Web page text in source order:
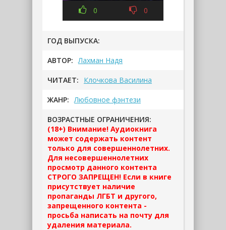
0 0
ГОД ВЫПУСКА:
АВТОР: Лахман Надя
ЧИТАЕТ: Клочкова Василина
ЖАНР: Любовное фэнтези
ВОЗРАСТНЫЕ ОГРАНИЧЕНИЯ:
(18+) Внимание! Аудиокнига
может содержать контент
только для совершеннолетних.
Для несовершеннолетних
просмотр данного контента
СТРОГО ЗАПРЕЩЕН! Если в книге
присутствует наличие
пропаганды ЛГБТ и другого,
запрещенного контента -
просьба написать на почту для
удаления материала.